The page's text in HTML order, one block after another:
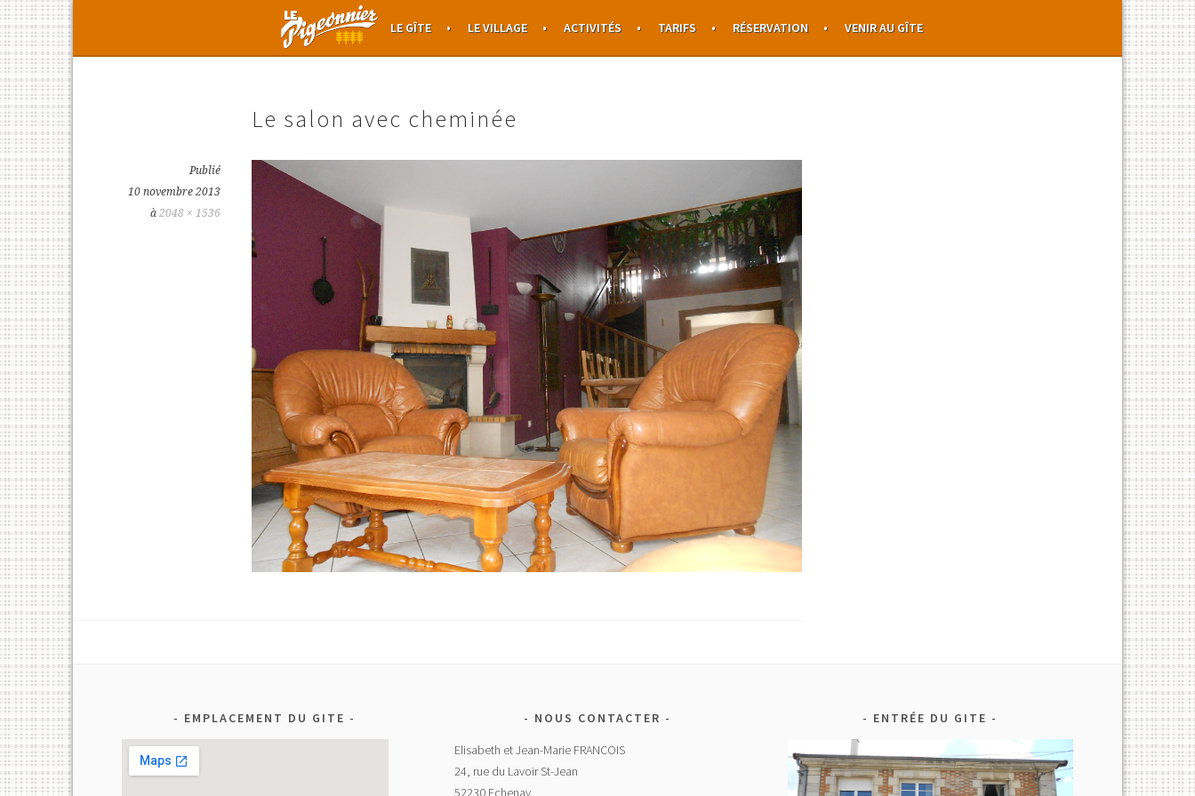
contenu
LE GÎTE LE VILLAGE ACTIVITÉS TARIFS RÉSERVATION VENIR AU GÎTE
Le salon avec cheminée
Publié
10 novembre 2013
à 2048 × 1536
EMPLACEMENT DU GITE
NOUS CONTACTER
Elisabeth et Jean-Marie FRANCOIS
24, rue du Lavoir St-Jean
52230 Echenay
ENTRÉE DU GITE